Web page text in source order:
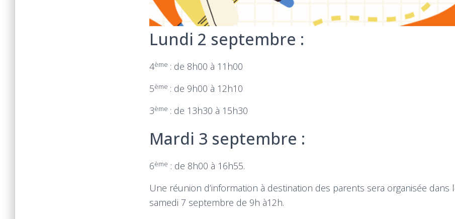
Lundi 2 septembre :
4ème : de 8h00 à 11h00
5ème : de 9h00 à 12h10
3ème : de 13h30 à 15h30
Mardi 3 septembre :
6ème : de 8h00 à 16h55.
Une réunion d’information à destination des parents sera organisée dans
samedi 7 septembre de 9h à12h.